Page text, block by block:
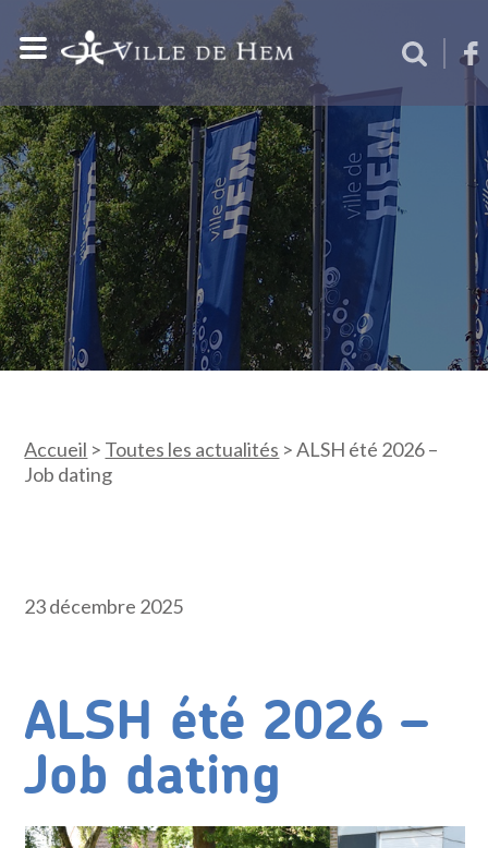
Accueil > Toutes les actualités >ALSH été 2026 –
Job dating
23 décembre 2025
ALSH été 2026 –
Job dating